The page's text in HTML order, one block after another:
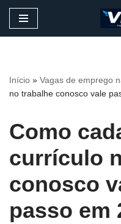
conteúdo
Início » Vagas de emprego
no trabalhe conosco vale
Como
currículo
conosco
passo em